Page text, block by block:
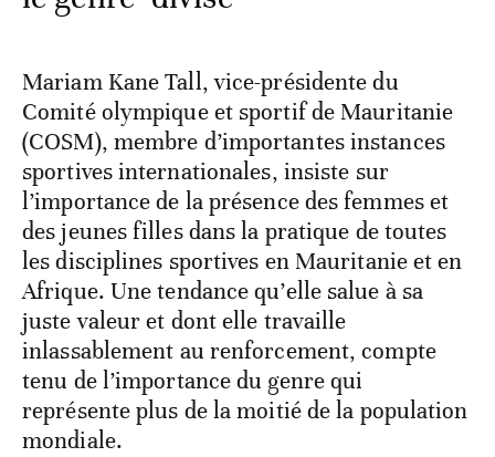
Mariam Kane Tall, vice-présidente du
Comité olympique et sportif de Mauritanie
(COSM), membre d’importantes instances
sportives internationales, insiste sur
l’importance de la présence des femmes et
des jeunes filles dans la pratique de toutes
les disciplines sportives en Mauritanie et en
Afrique. Une tendance qu’elle salue à sa
juste valeur et dont elle travaille
inlassablement au renforcement, compte
tenu de l’importance du genre qui
représente plus de la moitié de la population
mondiale.